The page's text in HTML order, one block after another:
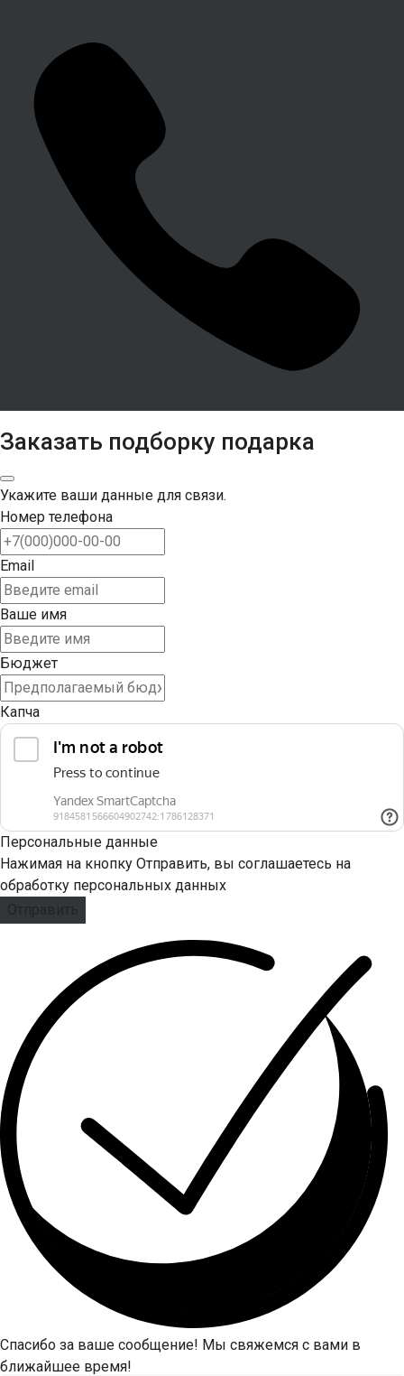
Заказать подборку подарка
Укажите ваши данные для связи.
Номер телефона
Email
Ваше имя
Бюджет
Капча
Персональные данные
Нажимая на кнопку Отправить, вы соглашаетесь на
обработку персональных данных
Отправить
Спасибо за ваше сообщение! Мы свяжемся с вами в
ближайшее время!